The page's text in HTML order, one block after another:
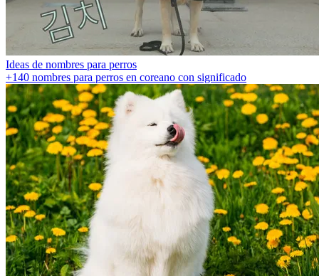
Ideas de nombres para perros
+140 nombres para perros en coreano con significado